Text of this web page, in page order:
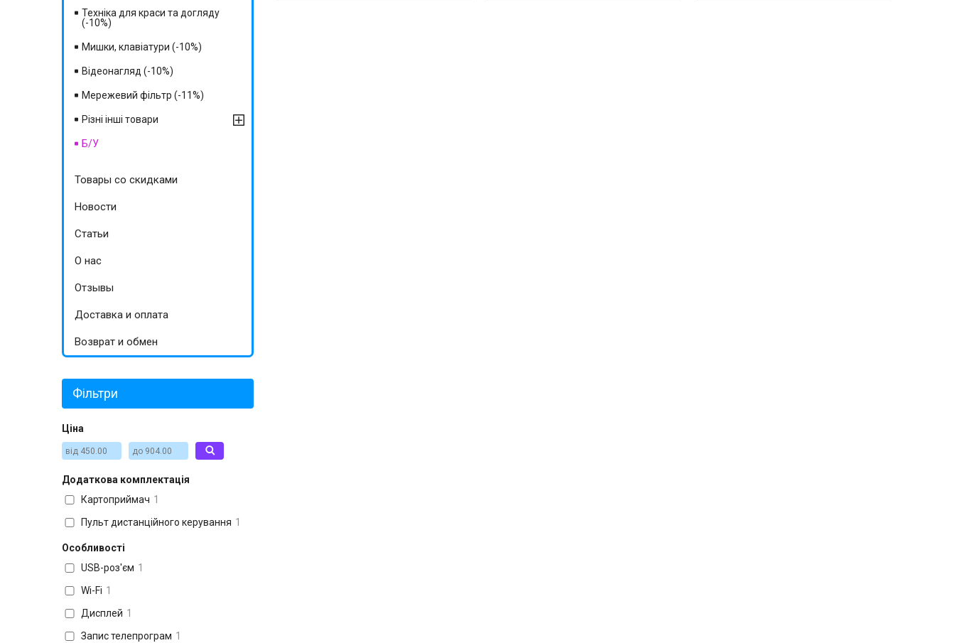
Техніка для краси та догляду
(-10%)
Мишки, клавіатури (-10%)
Відеонагляд (-10%)
Мережевий фільтр (-11%)
Різні інші товари
Б/У
Товары со скидками
Новости
Статьи
О нас
Отзывы
Доставка и оплата
Возврат и обмен
Фільтри
Ціна
Додаткова комплектація
Картоприймач 1
Пульт дистанційного керування 1
Особливості
USB-роз'єм 1
Wi-Fi 1
Дисплей 1
Запис телепрограм 1